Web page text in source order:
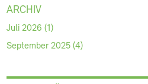
ARCHIV
Juli 2026 (1)
September 2025 (4)